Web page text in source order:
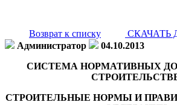
Возврат к списку
СКАЧАТЬ
Администратор
04.10.2013
СИСТЕМА НОРМАТИВНЫХ
СТРОИТЕЛЬНЫЕ НОРМЫ И